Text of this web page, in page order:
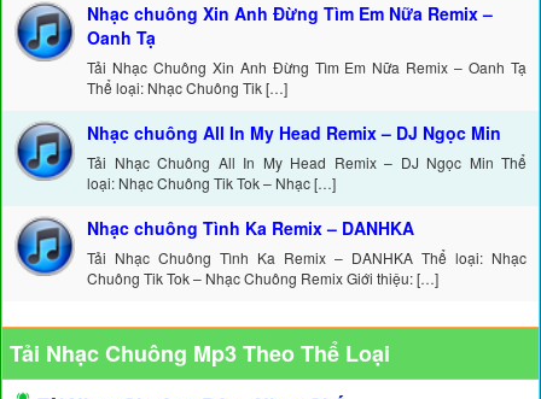
Nhạc chuông Xin Anh Đừng Tìm Em Nữa Remix –
Oanh Tạ
Tải Nhạc Chuông Xin Anh Đừng Tìm Em Nữa Remix – Oanh Tạ
Thể loại: Nhạc Chuông Tik […]
Nhạc chuông All In My Head Remix – DJ Ngọc Min
Tải Nhạc Chuông All In My Head Remix – DJ Ngọc Min Thể
loại: Nhạc Chuông Tik Tok – Nhạc […]
Nhạc chuông Tình Ka Remix – DANHKA
Tải Nhạc Chuông Tình Ka Remix – DANHKA Thể loại: Nhạc
Chuông Tik Tok – Nhạc Chuông Remix Giới thiệu: […]
Tải Nhạc Chuông Mp3 Theo Thể Loại